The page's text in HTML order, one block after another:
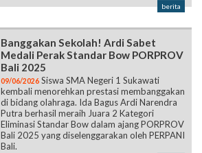
berita
Banggakan Sekolah! Ardi Sabet
Medali Perak Standar Bow PORPROV
Bali 2025
09/06/2026 Siswa SMA Negeri 1 Sukawati
kembali menorehkan prestasi membanggakan
di bidang olahraga. Ida Bagus Ardi Narendra
Putra berhasil meraih Juara 2 Kategori
Eliminasi Standar Bow dalam ajang PORPROV
Bali 2025 yang diselenggarakan oleh PERPANI
Bali.